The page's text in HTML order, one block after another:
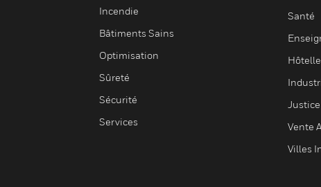
Incendie
Bâtiments Sains
Optimisation
Sûreté
Sécurité
Services
Santé
Vente
Villes